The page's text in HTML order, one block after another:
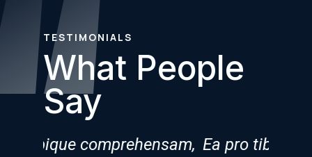
TESTIMONIALS
What People
Say
Ea pro tibique comprehensam,